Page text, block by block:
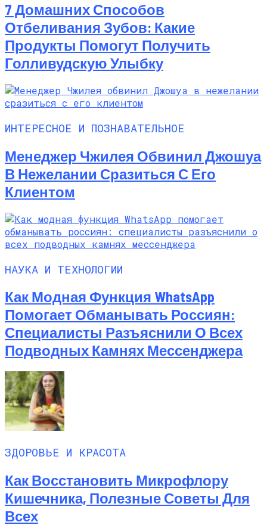
7 Домашних Способов
Отбеливания Зубов: Какие
Продукты Помогут Получить
Голливудскую Улыбку
ИНТЕРЕСНОЕ И ПОЗНАВАТЕЛЬНОЕ
Менеджер Чжилея Обвинил Джошуа
В Нежелании Сразиться С Его
Клиентом
НАУКА И ТЕХНОЛОГИИ
Как Модная Функция WhatsApp
Помогает Обманывать Россиян:
Специалисты Разъяснили О Всех
Подводных Камнях Мессенджера
ЗДОРОВЬЕ И КРАСОТА
Как Восстановить Микрофлору
Кишечника, Полезные Советы Для
Всех